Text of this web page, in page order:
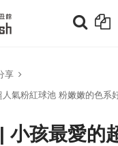
享
人氣粉紅球池 粉嫩嫩的色系
小孩最愛的